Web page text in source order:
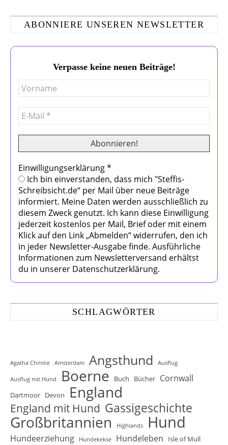
ABONNIERE UNSEREN NEWSLETTER
Verpasse keine neuen Beiträge!
Einwilligungserklärung*
Ich bin einverstanden, dass mich "Steffis-
Schreibsicht.de“ per Mail über neue Beiträge
informiert. Meine Daten werden ausschließlich zu
diesem Zweck genutzt. Ich kann diese Einwilligung
jederzeit kostenlos per Mail, Brief oder mit einem
Klick auf den Link „Abmelden“ widerrufen, den ich
in jeder Newsletter-Ausgabe finde. Ausführliche
Informationen zum Newsletterversand erhältst
du in unserer Datenschutzerklärung.
SCHLAGWÖRTER
Agatha Christie Amsterdam Angsthund Ausflug
Ausflug mit Hund Boerne Buch Bücher Cornwall
Dartmoor Devon England
England mit Hund Gassigeschichte
Großbritannien Highlands Hund
Hundeerziehung Hundekekse Hundeleben Isle of Mull